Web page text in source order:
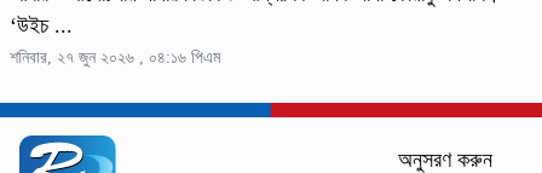
‘উইচ ...
শনিবার, ২৭ জুন ২০২৬ , ০৪:১৬ পিএম
অনুসরণ করুন